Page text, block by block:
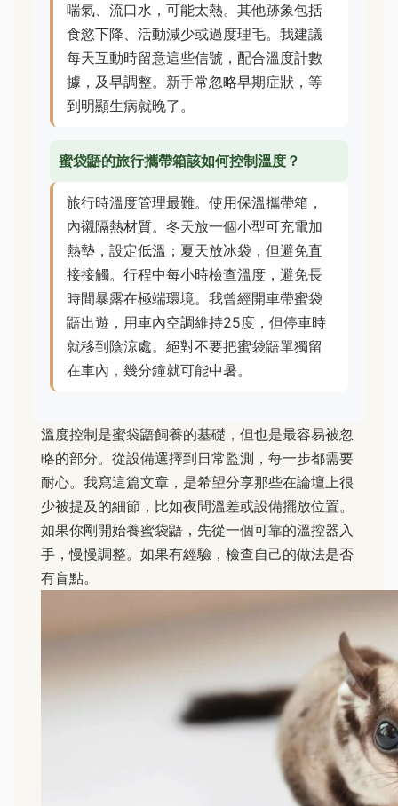
喘氣、流口水，可能太熱。其他跡象包括
食慾下降、活動減少或過度理毛。我建議
每天互動時留意這些信號，配合溫度計數
據，及早調整。新手常忽略早期症狀，等
到明顯生病就晚了。
蜜袋鼯的旅行攜帶箱該如何控制溫度？
旅行時溫度管理最難。使用保溫攜帶箱，
內襯隔熱材質。冬天放一個小型可充電加
熱墊，設定低溫；夏天放冰袋，但避免直
接接觸。行程中每小時檢查溫度，避免長
時間暴露在極端環境。我曾經開車帶蜜袋
鼯出遊，用車內空調維持25度，但停車時
就移到陰涼處。絕對不要把蜜袋鼯單獨留
在車內，幾分鐘就可能中暑。
溫度控制是蜜袋鼯飼養的基礎，但也是最容易被忽
略的部分。從設備選擇到日常監測，每一步都需要
耐心。我寫這篇文章，是希望分享那些在論壇上很
少被提及的細節，比如夜間溫差或設備擺放位置。
如果你剛開始養蜜袋鼯，先從一個可靠的溫控器入
手，慢慢調整。如果有經驗，檢查自己的做法是否
有盲點。